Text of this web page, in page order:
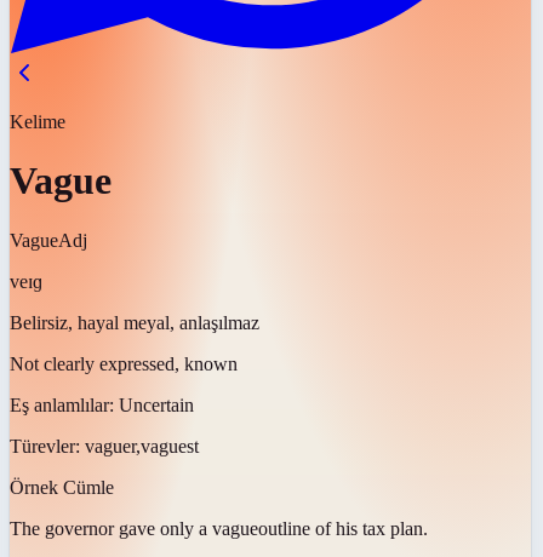
Kelime
Vague
VagueAdj
veɪɡ
Belirsiz, hayal meyal, anlaşılmaz
Not clearly expressed, known
Eş anlamlılar: Uncertain
Türevler: vaguer,vaguest
Örnek Cümle
The governor gave only a vagueoutline of his tax plan.